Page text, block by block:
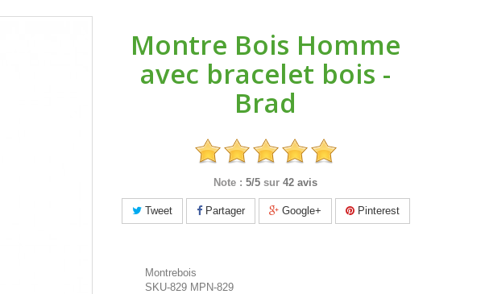
Montre Bois Homme
avec bracelet bois -
Brad
Note : 5/5sur42 avis
Tweet Partager Google+ Pinterest
Montrebois
SKU-829 MPN-829